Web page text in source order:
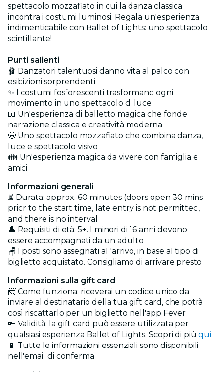
spettacolo mozzafiato in cui la danza classica
incontra i costumi luminosi. Regala un'esperienza
indimenticabile con Ballet of Lights: uno spettacolo
scintillante!
Punti salienti
🩰 Danzatori talentuosi danno vita al palco con
esibizioni sorprendenti
✨ I costumi fosforescenti trasformano ogni
movimento in uno spettacolo di luce
📖 Un'esperienza di balletto magica che fonde
narrazione classica e creatività moderna
🤩 Uno spettacolo mozzafiato che combina danza,
luce e spettacolo visivo
👪 Un'esperienza magica da vivere con famiglia e
amici
Informazioni generali
⏳ Durata: approx. 60 minutes (doors open 30 mins
prior to the start time, late entry is not permitted,
and there is no interval
👤 Requisiti di età: 5+. I minori di 16 anni devono
essere accompagnati da un adulto
🪑 I posti sono assegnati all'arrivo, in base al tipo di
biglietto acquistato. Consigliamo di arrivare presto
Informazioni sulla gift card
📨 Come funziona: riceverai un codice unico da
inviare al destinatario della tua gift card, che potrà
così riscattarlo per un biglietto nell'app Fever
🔑 Validità: la gift card può essere utilizzata per
qualsiasi esperienza Ballet of Lights. Scopri di più qui
📱 Tutte le informazioni essenziali sono disponibili
nell'email di conferma